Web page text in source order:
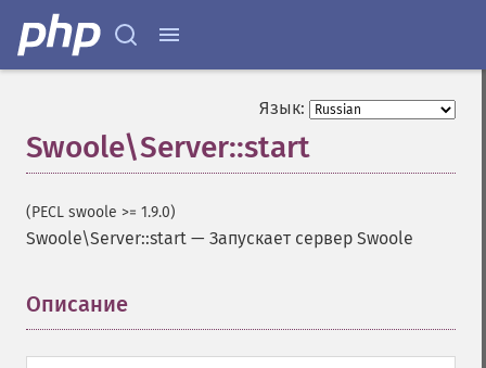
Язык:
Swoole\Server::start
(PECL swoole >= 1.9.0)
Swoole\Server::start — Запускает сервер Swoole
Описание